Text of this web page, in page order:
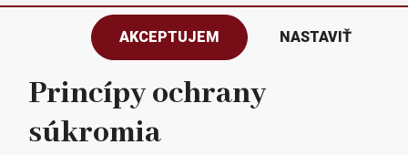
Sledujte nás
Všetky práva vyhradené © 2023
AKCEPTUJEM NASTAVIŤ
Princípy ochrany
súkromia